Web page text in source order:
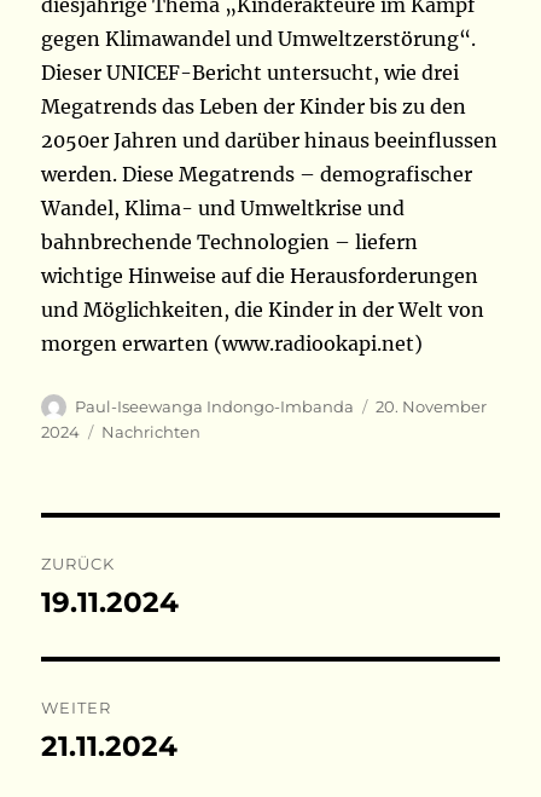
diesjährige Thema „Kinderakteure im Kampf
gegen Klimawandel und Umweltzerstörung“.
Dieser UNICEF-Bericht untersucht, wie drei
Megatrends das Leben der Kinder bis zu den
2050er Jahren und darüber hinaus beeinflussen
werden. Diese Megatrends – demografischer
Wandel, Klima- und Umweltkrise und
bahnbrechende Technologien – liefern
wichtige Hinweise auf die Herausforderungen
und Möglichkeiten, die Kinder in der Welt von
morgen erwarten (www.radiookapi.net)
Autor
Paul-Iseewanga Indongo-Imbanda
Veröffentlicht
20. November
2024
Kategorien
Nachrichten
ZURÜCK
Vorheriger
19.11.2024
WEITER
Nächster
21.11.2024